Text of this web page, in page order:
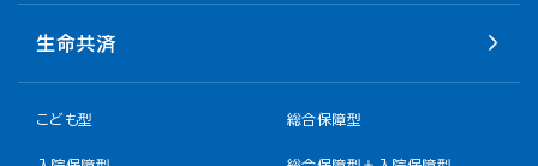
生命共済
こども型 総合保障型